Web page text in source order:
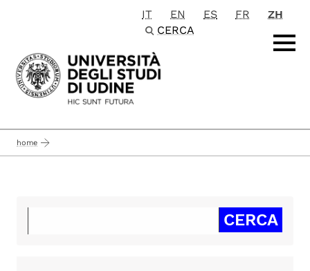
Passa al contenuto principale
IT EN ES FR
ZH
CERCA
home